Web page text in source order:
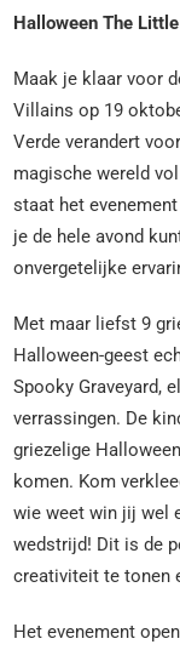
Halloween The
Maak je klaar voor
Villains op 19
Verde verandert
magische wereld
staat het
je de hele avond
onvergetelijke
Met maar liefst 9
Halloween-geest
Spooky Graveyard,
verrassingen. De
griezelige
komen. Kom
wie weet win jij wel
wedstrijd! Dit is de
creativiteit te tonen
Het evenement